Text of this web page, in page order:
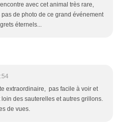
avec cet animal très rare,
de photo de ce grand événement
éternels...
extraordinaire, pas facile à voir et
des sauterelles et autres grillons.
de vues.